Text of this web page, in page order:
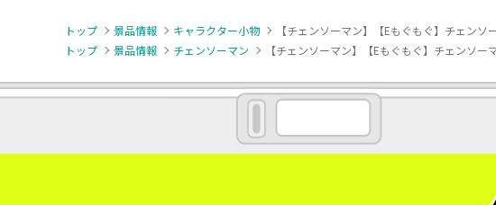
トップ 景品情報 キャラクター小物
【チェンソーマン】【Eもぐもぐ】チェンソ
トップ
景品情報 チェンソーマン 【チェンソーマン】【Eもぐもぐ】チェンソー